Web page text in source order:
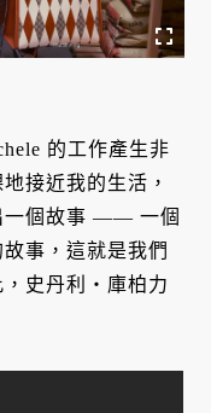
的工作產生非
接近我的生活，
一個故事 —— 一個
事，這就是我們
史丹利・庫柏力